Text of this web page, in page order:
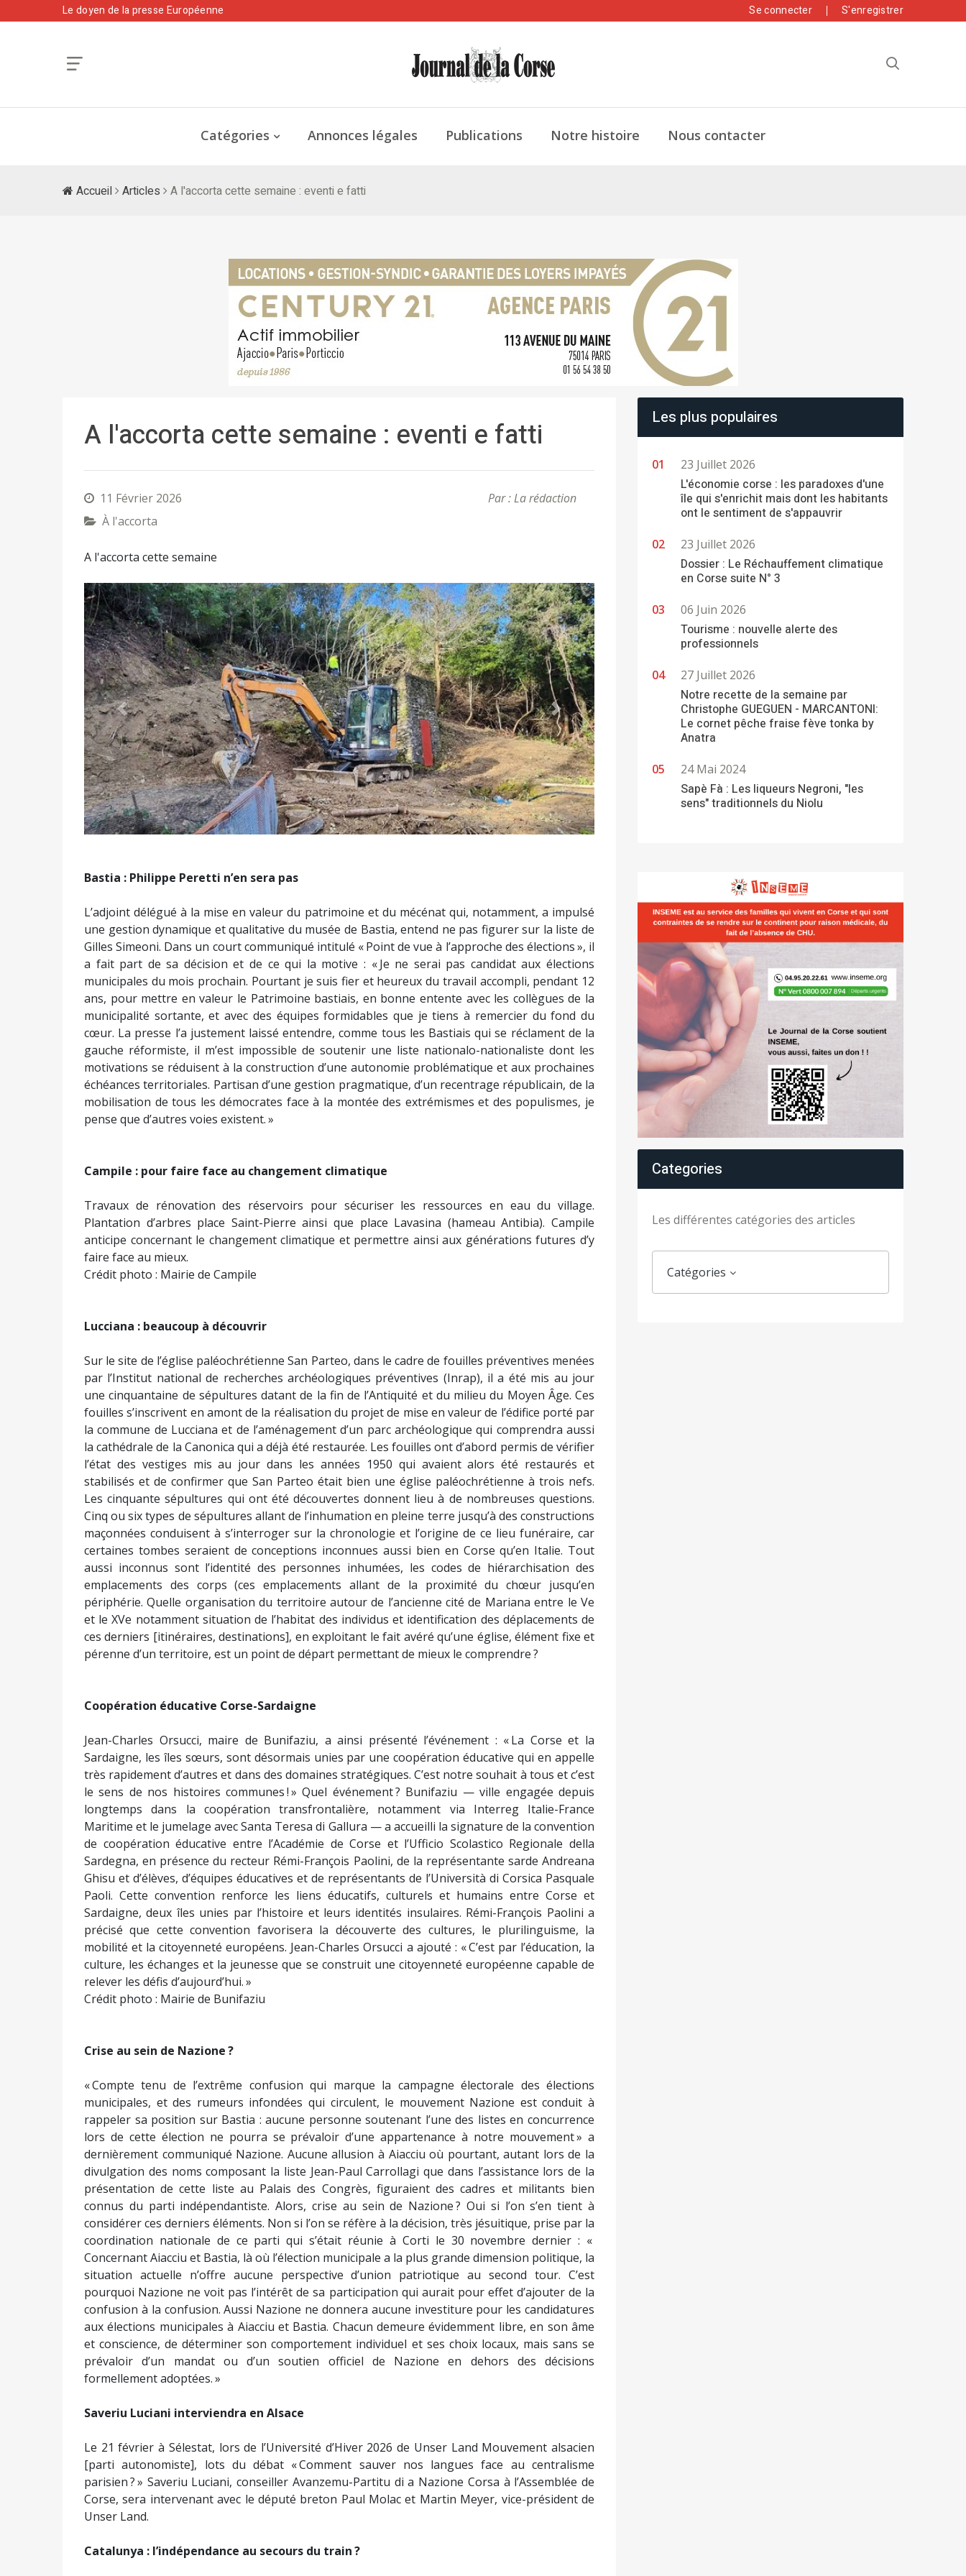
Le doyen de la presse Européenne Se connecter S'enregistrer
Catégories Annonces légales Publications Notre histoire Nous contacter
Accueil Articles A l'accorta cette semaine : eventi e fatti
A l'accorta cette semaine : eventi e fatti
11 Février 2026
Par : La rédaction
À l'accorta
A l'accorta cette semaine
Précédent Suivant
Bastia : Philippe Peretti n’en sera pas
L’adjoint délégué à la mise en valeur du patrimoine et du mécénat qui, notamment, a impulsé
une gestion dynamique et qualitative du musée de Bastia, entend ne pas figurer sur la liste de
Gilles Simeoni. Dans un court communiqué intitulé « Point de vue à l’approche des élections », il
a fait part de sa décision et de ce qui la motive : « Je ne serai pas candidat aux élections
municipales du mois prochain. Pourtant je suis fier et heureux du travail accompli, pendant 12
ans, pour mettre en valeur le Patrimoine bastiais, en bonne entente avec les collègues de la
municipalité sortante, et avec des équipes formidables que je tiens à remercier du fond du
cœur. La presse l’a justement laissé entendre, comme tous les Bastiais qui se réclament de la
gauche réformiste, il m’est impossible de soutenir une liste nationalo-nationaliste dont les
motivations se réduisent à la construction d’une autonomie problématique et aux prochaines
échéances territoriales. Partisan d’une gestion pragmatique, d’un recentrage républicain, de la
mobilisation de tous les démocrates face à la montée des extrémismes et des populismes, je
pense que d’autres voies existent. »
Campile : pour faire face au changement climatique
Travaux de rénovation des réservoirs pour sécuriser les ressources en eau du village.
Plantation d’arbres place Saint-Pierre ainsi que place Lavasina (hameau Antibia). Campile
anticipe concernant le changement climatique et permettre ainsi aux générations futures d’y
faire face au mieux.
Crédit photo : Mairie de Campile
Lucciana : beaucoup à découvrir
Sur le site de l’église paléochrétienne San Parteo, dans le cadre de fouilles préventives menées
par l’Institut national de recherches archéologiques préventives (Inrap), il a été mis au jour
une cinquantaine de sépultures datant de la fin de l’Antiquité et du milieu du Moyen Âge. Ces
fouilles s’inscrivent en amont de la réalisation du projet de mise en valeur de l’édifice porté par
la commune de Lucciana et de l’aménagement d’un parc archéologique qui comprendra aussi
la cathédrale de la Canonica qui a déjà été restaurée. Les fouilles ont d’abord permis de vérifier
l’état des vestiges mis au jour dans les années 1950 qui avaient alors été restaurés et
stabilisés et de confirmer que San Parteo était bien une église paléochrétienne à trois nefs.
Les cinquante sépultures qui ont été découvertes donnent lieu à de nombreuses questions.
Cinq ou six types de sépultures allant de l’inhumation en pleine terre jusqu’à des constructions
maçonnées conduisent à s’interroger sur la chronologie et l’origine de ce lieu funéraire, car
certaines tombes seraient de conceptions inconnues aussi bien en Corse qu’en Italie. Tout
aussi inconnus sont l’identité des personnes inhumées, les codes de hiérarchisation des
emplacements des corps (ces emplacements allant de la proximité du chœur jusqu’en
périphérie. Quelle organisation du territoire autour de l’ancienne cité de Mariana entre le Ve
et le XVe notamment situation de l’habitat des individus et identification des déplacements de
ces derniers [itinéraires, destinations], en exploitant le fait avéré qu’une église, élément fixe et
pérenne d’un territoire, est un point de départ permettant de mieux le comprendre ?
Coopération éducative Corse-Sardaigne
Jean-Charles Orsucci, maire de Bunifaziu, a ainsi présenté l’événement : « La Corse et la
Sardaigne, les îles sœurs, sont désormais unies par une coopération éducative qui en appelle
très rapidement d’autres et dans des domaines stratégiques. C’est notre souhait à tous et c’est
le sens de nos histoires communes ! » Quel événement ? Bunifaziu — ville engagée depuis
longtemps dans la coopération transfrontalière, notamment via Interreg Italie-France
Maritime et le jumelage avec Santa Teresa di Gallura — a accueilli la signature de la convention
de coopération éducative entre l’Académie de Corse et l’Ufficio Scolastico Regionale della
Sardegna, en présence du recteur Rémi-François Paolini, de la représentante sarde Andreana
Ghisu et d’élèves, d’équipes éducatives et de représentants de l’Università di Corsica Pasquale
Paoli. Cette convention renforce les liens éducatifs, culturels et humains entre Corse et
Sardaigne, deux îles unies par l’histoire et leurs identités insulaires. Rémi-François Paolini a
précisé que cette convention favorisera la découverte des cultures, le plurilinguisme, la
mobilité et la citoyenneté européens. Jean-Charles Orsucci a ajouté : « C’est par l’éducation, la
culture, les échanges et la jeunesse que se construit une citoyenneté européenne capable de
relever les défis d’aujourd’hui. »
Crédit photo : Mairie de Bunifaziu
Crise au sein de Nazione ?
« Compte tenu de l’extrême confusion qui marque la campagne électorale des élections
municipales, et des rumeurs infondées qui circulent, le mouvement Nazione est conduit à
rappeler sa position sur Bastia : aucune personne soutenant l’une des listes en concurrence
lors de cette élection ne pourra se prévaloir d’une appartenance à notre mouvement » a
dernièrement communiqué Nazione. Aucune allusion à Aiacciu où pourtant, autant lors de la
divulgation des noms composant la liste Jean-Paul Carrollagi que dans l’assistance lors de la
présentation de cette liste au Palais des Congrès, figuraient des cadres et militants bien
connus du parti indépendantiste. Alors, crise au sein de Nazione ? Oui si l’on s’en tient à
considérer ces derniers éléments. Non si l’on se réfère à la décision, très jésuitique, prise par la
coordination nationale de ce parti qui s’était réunie à Corti le 30 novembre dernier : «
Concernant Aiacciu et Bastia, là où l’élection municipale a la plus grande dimension politique, la
situation actuelle n’offre aucune perspective d’union patriotique au second tour. C’est
pourquoi Nazione ne voit pas l’intérêt de sa participation qui aurait pour effet d’ajouter de la
confusion à la confusion. Aussi Nazione ne donnera aucune investiture pour les candidatures
aux élections municipales à Aiacciu et Bastia. Chacun demeure évidemment libre, en son âme
et conscience, de déterminer son comportement individuel et ses choix locaux, mais sans se
prévaloir d’un mandat ou d’un soutien officiel de Nazione en dehors des décisions
formellement adoptées. »
Saveriu Luciani interviendra en Alsace
Le 21 février à Sélestat, lors de l’Université d’Hiver 2026 de Unser Land Mouvement alsacien
[parti autonomiste], lots du débat « Comment sauver nos langues face au centralisme
parisien ? » Saveriu Luciani, conseiller Avanzemu-Partitu di a Nazione Corsa à l’Assemblée de
Corse, sera intervenant avec le député breton Paul Molac et Martin Meyer, vice-président de
Unser Land.
Catalunya : l’indépendance au secours du train ?
Les plus populaires
23 Juillet 2026
L'économie corse : les paradoxes d'une
île qui s'enrichit mais dont les habitants
ont le sentiment de s'appauvrir
23 Juillet 2026
Dossier : Le Réchauffement climatique
en Corse suite N° 3
06 Juin 2026
Tourisme : nouvelle alerte des
professionnels
27 Juillet 2026
Notre recette de la semaine par
Christophe GUEGUEN - MARCANTONI:
Le cornet pêche fraise fève tonka by
Anatra
24 Mai 2024
Sapè Fà : Les liqueurs Negroni, "les
sens" traditionnels du Niolu
Categories
Les différentes catégories des articles
Catégories